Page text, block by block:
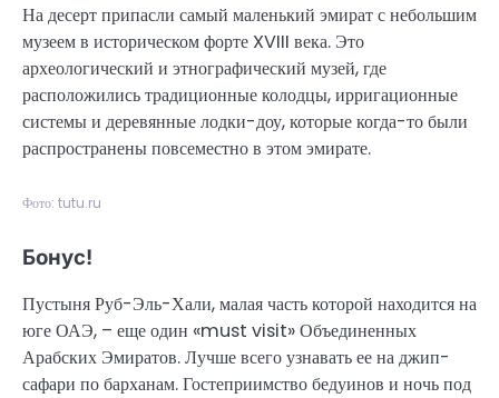
На десерт припасли самый маленький эмират с небольшим
музеем в историческом форте XVIII века. Это
археологический и этнографический музей, где
расположились традиционные колодцы, ирригационные
системы и деревянные лодки-доу, которые когда-то были
распространены повсеместно в этом эмирате.
Фото: tutu.ru
Бонус!
Пустыня Руб-Эль-Хали, малая часть которой находится на
юге ОАЭ, – еще один «must visit» Объединенных
Арабских Эмиратов. Лучше всего узнавать ее на джип-
сафари по барханам. Гостеприимство бедуинов и ночь под